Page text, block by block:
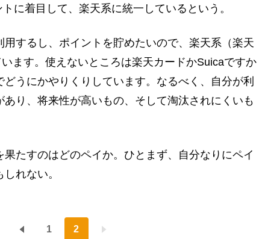
に着目して、楽天系に統一しているという。
用するし、ポイントを貯めたいので、楽天系（楽天
ます。使えないところは楽天カードかSuicaですか
うにかやりくりしています。なるべく、自分が利
り、将来性が高いもの、そして淘汰されにくいも
たすのはどのペイか。ひとまず、自分なりにペイ
れない。
1 2